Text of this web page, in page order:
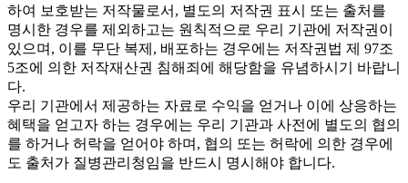
하여 보호받는 저작물로서, 별도의 저작권 표시 또는 출처를
명시한 경우를 제외하고는 원칙적으로 우리 기관에 저작권이
있으며, 이를 무단 복제, 배포하는 경우에는 저작권법 제 97조
5조에 의한 저작재산권 침해죄에 해당함을 유념하시기 바랍니
다.
우리 기관에서 제공하는 자료로 수익을 얻거나 이에 상응하는
혜택을 얻고자 하는 경우에는 우리 기관과 사전에 별도의 협의
를 하거나 허락을 얻어야 하며, 협의 또는 허락에 의한 경우에
도 출처가 질병관리청임을 반드시 명시해야 합니다.